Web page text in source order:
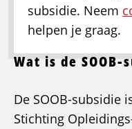
subsidie. Neem
helpen je graag.
Wat is de SOOB-
De SOOB-subsidie
Stichting